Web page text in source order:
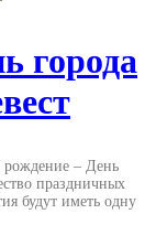
города
рождение – День
праздничных
будут иметь одну